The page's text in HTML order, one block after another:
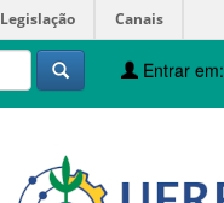
Legislação Canais
Entrar em: